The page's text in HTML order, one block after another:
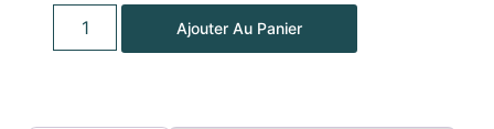
Ajouter Au Panier